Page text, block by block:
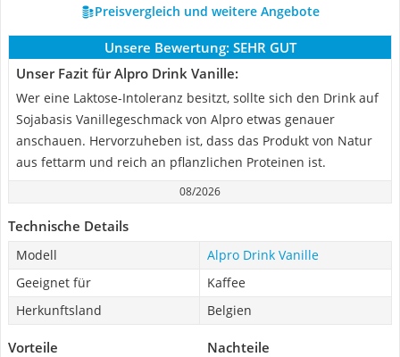
Preisvergleich und weitere Angebote
Unsere Bewertung: SEHR GUT
Unser Fazit für Alpro Drink Vanille:
Wer eine Laktose-Intoleranz besitzt, sollte sich den Drink auf
Sojabasis Vanillegeschmack von Alpro etwas genauer
anschauen. Hervorzuheben ist, dass das Produkt von Natur
aus fettarm und reich an pflanzlichen Proteinen ist.
08/2026
Technische Details
Modell
Alpro Drink Vanille
Geeignet für
Kaffee
Herkunftsland
Belgien
Vorteile Nachteile